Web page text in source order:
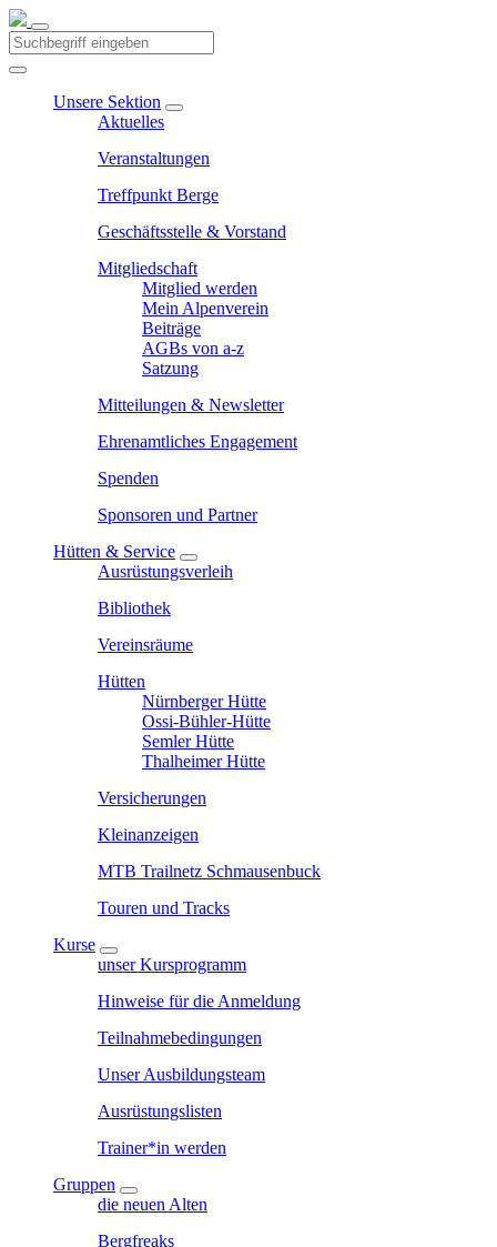
Unsere Sektion
Aktuelles
Veranstaltungen
Treffpunkt Berge
Geschäftsstelle & Vorstand
Mitgliedschaft
Mitglied werden
Mein Alpenverein
Beiträge
AGBs von a-z
Satzung
Mitteilungen & Newsletter
Ehrenamtliches Engagement
Spenden
Sponsoren und Partner
Hütten & Service
Ausrüstungsverleih
Bibliothek
Vereinsräume
Hütten
Nürnberger Hütte
Ossi-Bühler-Hütte
Semler Hütte
Thalheimer Hütte
Versicherungen
Kleinanzeigen
MTB Trailnetz Schmausenbuck
Touren und Tracks
Kurse
unser Kursprogramm
Hinweise für die Anmeldung
Teilnahmebedingungen
Unser Ausbildungsteam
Ausrüstungslisten
Trainer*in werden
Gruppen
die neuen Alten
Bergfreaks